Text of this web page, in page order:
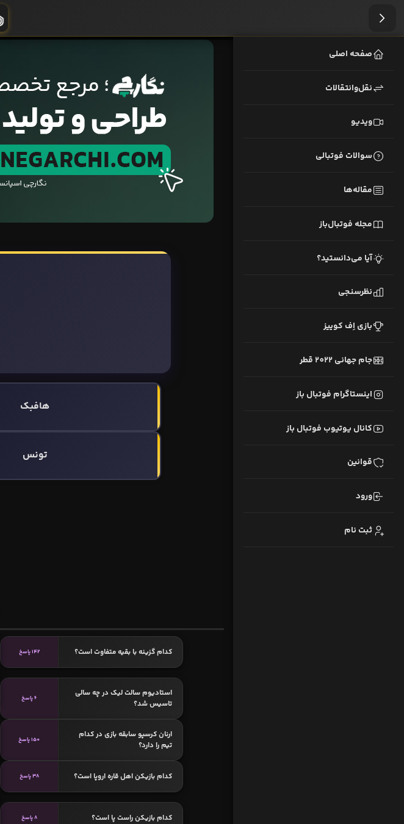
صفحه اصلی
نقل‌وانتقالات
ویدیو
سوالات فوتبالی
مقاله‌ها
مجله فوتبال‌باز
آیا می‌دانستید؟
نظرسنجی
بازی اِف کوییز
جام جهانی 2022 قطر
اینستاگرام فوتبال باز
کانال یوتیوب فوتبال باز
قوانین
ورود
ثبت نام
هافبک
تونس
کدام گزینه با بقیه متفاوت است؟ 142 پاسخ
استادیوم سالت لیک در چه سالی
تاسیس شد؟
6 پاسخ
ارنان کرسپو سابقه بازی در کدام
تیم را دارد؟
150 پاسخ
کدام بازیکن اهل قاره اروپا است؟ 38 پاسخ
کدام بازیکن راست پا است؟ 8 پاسخ